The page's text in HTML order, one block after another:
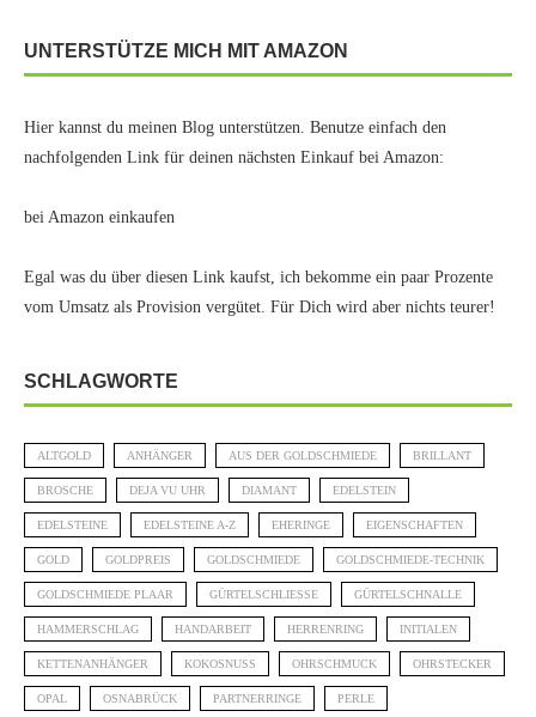
UNTERSTÜTZE MICH MIT AMAZON
Hier kannst du meinen Blog unterstützen. Benutze einfach den
nachfolgenden Link für deinen nächsten Einkauf bei Amazon:
bei Amazon einkaufen
Egal was du über diesen Link kaufst, ich bekomme ein paar Prozente
vom Umsatz als Provision vergütet. Für Dich wird aber nichts teurer!
SCHLAGWORTE
ALTGOLD ANHÄNGER AUS DER GOLDSCHMIEDE BRILLANT
BROSCHE DEJA VU UHR DIAMANT EDELSTEIN
EDELSTEINE EDELSTEINE A-Z EHERINGE EIGENSCHAFTEN
GOLD GOLDPREIS GOLDSCHMIEDE GOLDSCHMIEDE-TECHNIK
GOLDSCHMIEDE PLAAR GÜRTELSCHLIESSE GÜRTELSCHNALLE
HAMMERSCHLAG HANDARBEIT HERRENRING INITIALEN
KETTENANHÄNGER KOKOSNUSS OHRSCHMUCK OHRSTECKER
OPAL OSNABRÜCK PARTNERRINGE PERLE